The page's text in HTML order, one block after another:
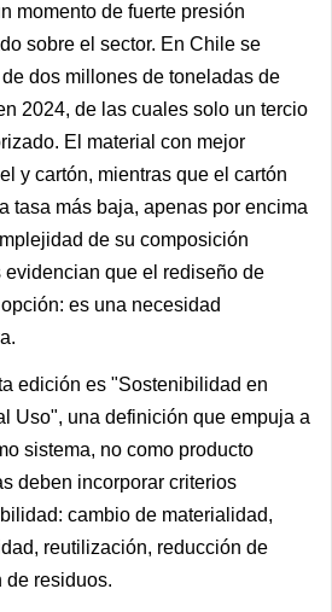
momento de fuerte presión
sobre el sector. En Chile se
dos millones de toneladas de
2024, de las cuales solo un tercio
El material con mejor
y cartón, mientras que el cartón
tasa más baja, apenas por encima
de su composición
evidencian que el rediseño de
es una necesidad
edición es "Sostenibilidad en
Uso", una definición que empuja a
sistema, no como producto
deben incorporar criterios
cambio de materialidad,
reutilización, reducción de
de residuos.